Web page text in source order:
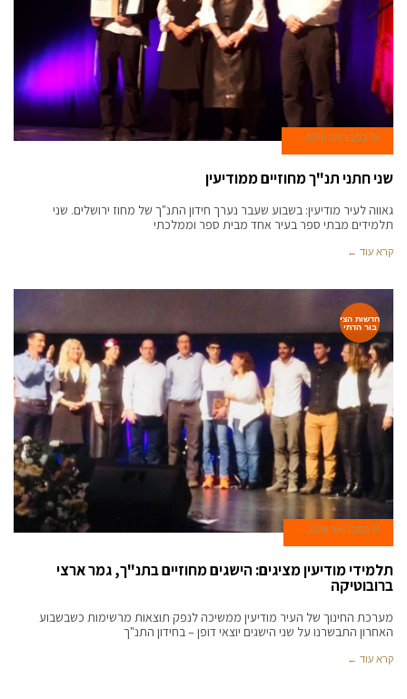
15 בפברואר 2018
שני חתני תנ"ך מחוזיים ממודיעין
גאווה לעיר מודיעין: בשבוע שעבר נערך חידון התנ"ך של מחוז ירושלים. שני
תלמידים מבתי ספר בעיר אחד מבית ספר וממלכתי
קרא עוד ←
חדשות הצי
בור הדתי
11 בפברואר 2018
תלמידי מודיעין מציגים: הישגים מחוזיים בתנ"ך, גמר ארצי
ברובוטיקה
מערכת החינוך של העיר מודיעין ממשיכה לנפק תוצאות מרשימות כשבשבוע
האחרון התבשרנו על שני הישגים יוצאי דופן – בחידון התנ"ך
קרא עוד ←